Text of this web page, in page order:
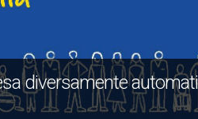
diversamente